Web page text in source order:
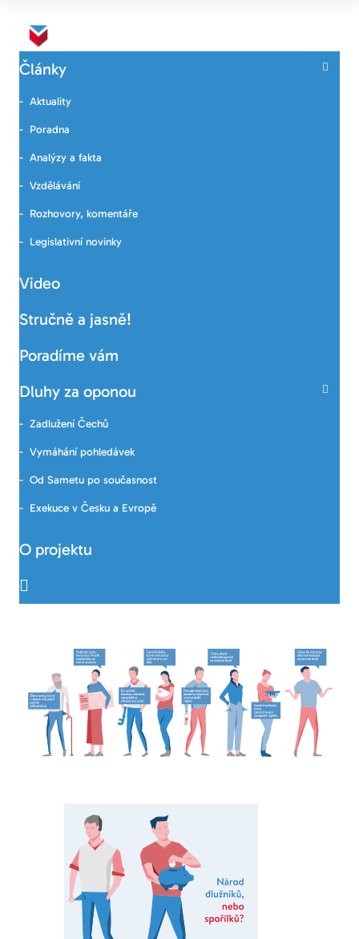
Články
Aktuality
Poradna
Analýzy a fakta
Vzdělávání
Rozhovory, komentáře
Legislativní novinky
Video
Stručně a jasně!
Poradíme vám
Dluhy za oponou
Zadlužení Čechů
Vymáhání pohledávek
Od Sametu po současnost
Exekuce v Česku a Evropě
O projektu